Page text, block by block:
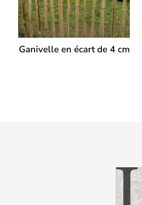
Ganivelle en écart de 4 cm